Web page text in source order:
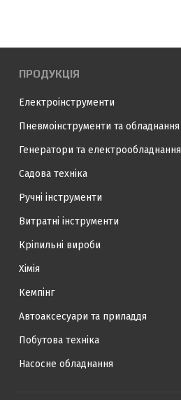
ПРОДУКЦІЯ
Електроінструменти
Пневмоінструменти та обладнання
Генератори та електрообладнання
Садова техніка
Ручні інструменти
Витратні інструменти
Кріпильні вироби
Хімія
Кемпінг
Автоаксесуари та приладдя
Побутова техніка
Насосне обладнання